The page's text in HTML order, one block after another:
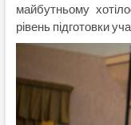
майбутньому
рівень підготовки